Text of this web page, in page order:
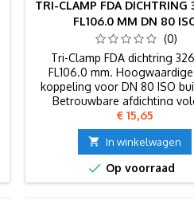
TRI-CLAMP FDA DICHTRING
FL106.0 MM DN 80
(0)
Tri-Clamp FDA dichtring
FL106.0 mm. Hoogwaardige
koppeling voor DN 80 ISO
Betrouwbare afdichting
Europese normen.
Prijs
€ 15,65
 In winkelwagen
 Op voorraad